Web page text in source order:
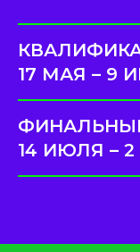
17 МАЯ – 9
14 ИЮЛЯ – 2